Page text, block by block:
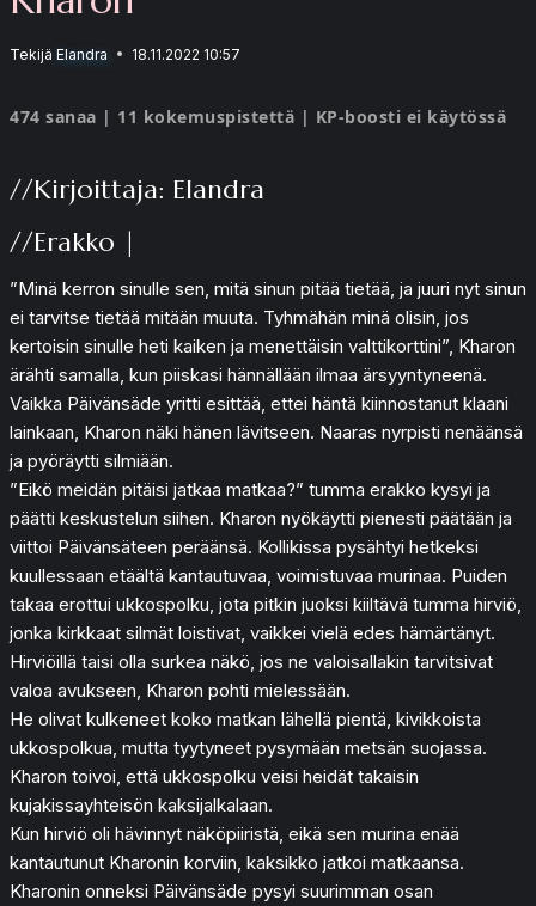
Tekijä Elandra 18.11.2022 10:57
474 sanaa | 11 kokemuspistettä | KP-boosti ei käytössä
//Kirjoittaja: Elandra
//Erakko |
”Minä kerron sinulle sen, mitä sinun pitää tietää, ja juuri nyt sinun
ei tarvitse tietää mitään muuta. Tyhmähän minä olisin, jos
kertoisin sinulle heti kaiken ja menettäisin valttikorttini”, Kharon
ärähti samalla, kun piiskasi hännällään ilmaa ärsyyntyneenä.
Vaikka Päivänsäde yritti esittää, ettei häntä kiinnostanut klaani
lainkaan, Kharon näki hänen lävitseen. Naaras nyrpisti nenäänsä
ja pyöräytti silmiään.
”Eikö meidän pitäisi jatkaa matkaa?” tumma erakko kysyi ja
päätti keskustelun siihen. Kharon nyökäytti pienesti päätään ja
viittoi Päivänsäteen peräänsä. Kollikissa pysähtyi hetkeksi
kuullessaan etäältä kantautuvaa, voimistuvaa murinaa. Puiden
takaa erottui ukkospolku, jota pitkin juoksi kiiltävä tumma hirviö,
jonka kirkkaat silmät loistivat, vaikkei vielä edes hämärtänyt.
Hirviöillä taisi olla surkea näkö, jos ne valoisallakin tarvitsivat
valoa avukseen, Kharon pohti mielessään.
He olivat kulkeneet koko matkan lähellä pientä, kivikkoista
ukkospolkua, mutta tyytyneet pysymään metsän suojassa.
Kharon toivoi, että ukkospolku veisi heidät takaisin
kujakissayhteisön kaksijalkalaan.
Kun hirviö oli hävinnyt näköpiiristä, eikä sen murina enää
kantautunut Kharonin korviin, kaksikko jatkoi matkaansa.
Kharonin onneksi Päivänsäde pysyi suurimman osan